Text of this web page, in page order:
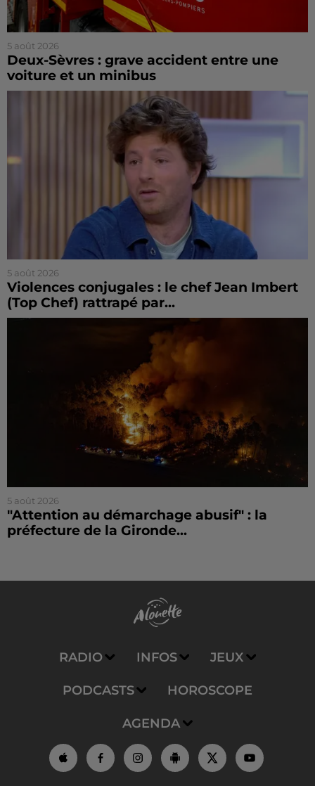
5 août 2026
Deux-Sèvres : grave accident entre une
voiture et un minibus
5 août 2026
Violences conjugales : le chef Jean Imbert
(Top Chef) rattrapé par...
5 août 2026
"Attention au démarchage abusif" : la
préfecture de la Gironde...
RADIO INFOS JEUX
PODCASTS HOROSCOPE
AGENDA